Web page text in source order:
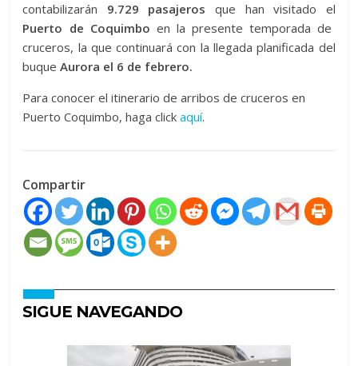
contabilizarán 9.729 pasajeros que han visitado el
Puerto de Coquimbo en la presente temporada de
cruceros, la que continuará con la llegada planificada del
buqueAurora el 6 de febrero.
Para conocer el itinerario de arribos de cruceros en
Puerto Coquimbo, haga clickaquí.
Compartir
SIGUE NAVEGANDO